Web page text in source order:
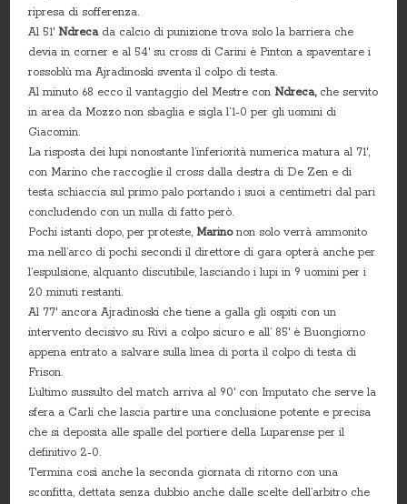
ripresa di sofferenza.
Al 51′Ndrecada calcio di punizione trova solo la barriera che
devia in corner e al 54′ su cross di Carini è Pinton a spaventare i
rossoblù ma Ajradinoski sventa il colpo di testa.
Al minuto 68 ecco il vantaggio del Mestre conNdreca,che servito
in area da Mozzo non sbaglia e sigla l’1-0 per gli uomini di
Giacomin.
La risposta dei lupi nonostante l’inferiorità numerica matura al 71′,
con Marino che raccoglie il cross dalla destra di De Zen e di
testa schiaccia sul primo palo portando i suoi a centimetri dal pari
concludendo con un nulla di fatto però.
Pochi istanti dopo, per proteste,Marinonon solo verrà ammonito
ma nell’arco di pochi secondi il direttore di gara opterà anche per
l’espulsione, alquanto discutibile, lasciando i lupi in 9 uomini per i
20 minuti restanti.
Al 77′ ancora Ajradinoski che tiene a galla gli ospiti con un
intervento decisivo su Rivi a colpo sicuro e all’ 85′ è Buongiorno
appena entrato a salvare sulla linea di porta il colpo di testa di
Frison.
L’ultimo sussulto del match arriva al 90′ con Imputato che serve la
sfera a Carli che lascia partire una conclusione potente e precisa
che si deposita alle spalle del portiere della Luparense per il
definitivo 2-0.
Termina così anche la seconda giornata di ritorno con una
sconfitta, dettata senza dubbio anche dalle scelte dell’arbitro che